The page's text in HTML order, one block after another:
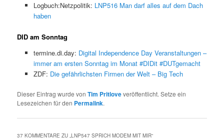
Logbuch:Netzpolitik: LNP516 Man darf alles auf dem Dach
haben
DID am Sonntag
termine.di.day: Digital Independence Day Veranstaltungen –
immer am ersten Sonntag im Monat #DIDit #DUTgemacht
ZDF: Die gefährlichsten Firmen der Welt – Big Tech
Dieser Eintrag wurde vonTim Pritloveveröffentlicht. Setze ein
Lesezeichen für den Permalink.
37 KOMMENTARE ZU „LNP547 SPRICH MODEM MIT MIR“